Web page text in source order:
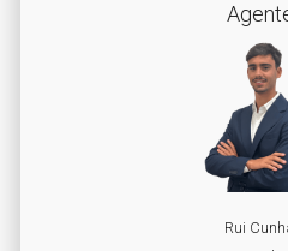
Rui